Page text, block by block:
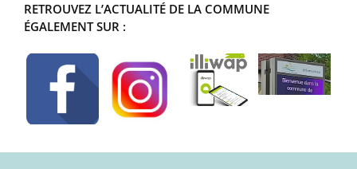
RETROUVEZ L’ACTUALITÉ DE LA COMMUNE
ÉGALEMENT SUR :